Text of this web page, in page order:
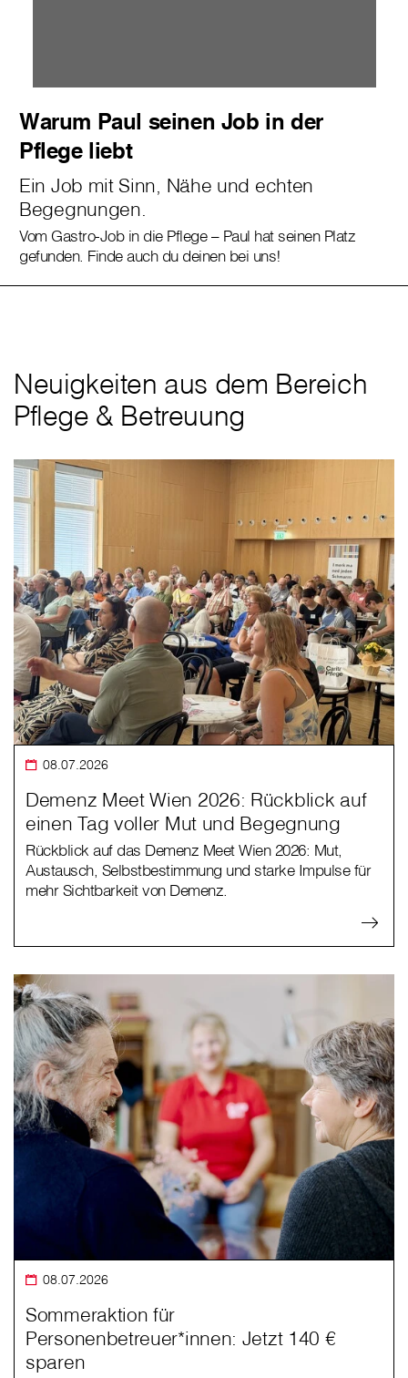
Warum Paul seinen Job in der
Pflege liebt
Ein Job mit Sinn, Nähe und echten
Begegnungen.
Vom Gastro-Job in die Pflege – Paul hat seinen Platz
gefunden. Finde auch du deinen bei uns!
Neuigkeiten aus dem Bereich
Pflege & Betreuung
08.07.2026
Demenz Meet Wien 2026: Rückblick auf
einen Tag voller Mut und Begegnung
Rückblick auf das Demenz Meet Wien 2026: Mut,
Austausch, Selbstbestimmung und starke Impulse für
mehr Sichtbarkeit von Demenz.
08.07.2026
Sommeraktion für
Personenbetreuer*innen: Jetzt 140 €
sparen